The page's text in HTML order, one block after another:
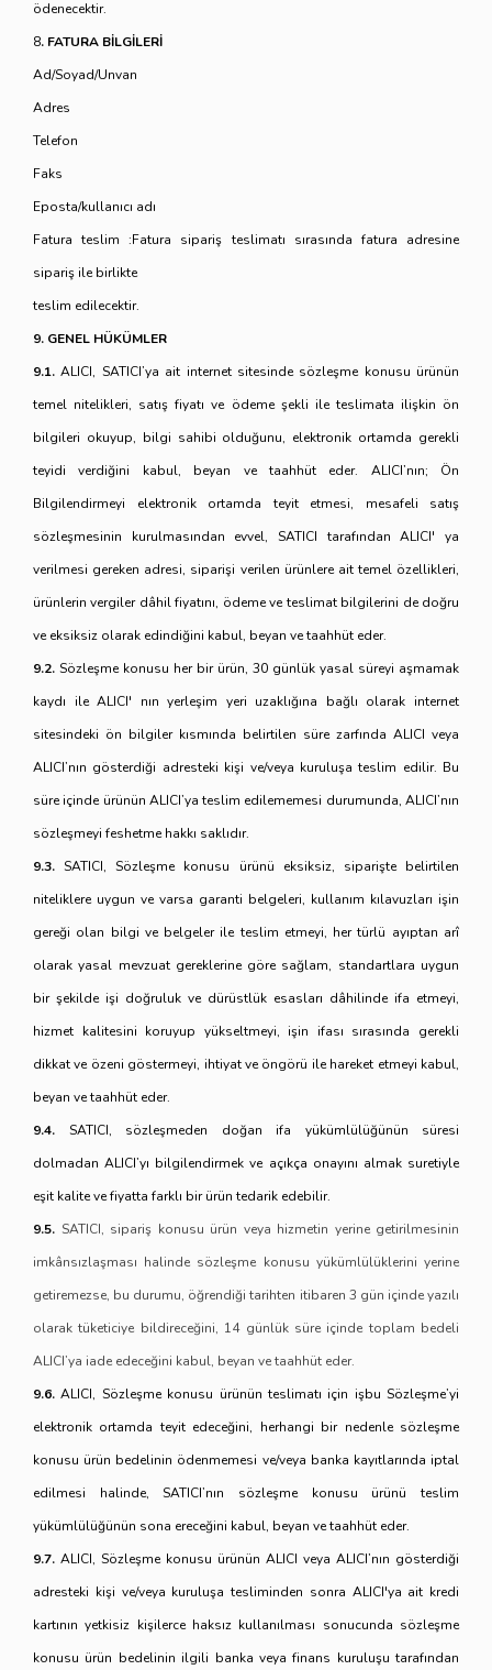
ödenecektir.
8. FATURA BİLGİLERİ
Ad/Soyad/Unvan
Adres
Telefon
Faks
Eposta/kullanıcı adı
Fatura teslim :Fatura sipariş teslimatı sırasında fatura adresine
sipariş ile birlikte
teslim edilecektir.
9. GENEL HÜKÜMLER
9.1. ALICI, SATICI’ya ait internet sitesinde sözleşme konusu ürünün
temel nitelikleri, satış fiyatı ve ödeme şekli ile teslimata ilişkin ön
bilgileri okuyup, bilgi sahibi olduğunu, elektronik ortamda gerekli
teyidi verdiğini kabul, beyan ve taahhüt eder. ALICI’nın; Ön
Bilgilendirmeyi elektronik ortamda teyit etmesi, mesafeli satış
sözleşmesinin kurulmasından evvel, SATICI tarafından ALICI' ya
verilmesi gereken adresi, siparişi verilen ürünlere ait temel özellikleri,
ürünlerin vergiler dâhil fiyatını, ödeme ve teslimat bilgilerini de doğru
ve eksiksiz olarak edindiğini kabul, beyan ve taahhüt eder.
9.2. Sözleşme konusu her bir ürün, 30 günlük yasal süreyi aşmamak
kaydı ile ALICI' nın yerleşim yeri uzaklığına bağlı olarak internet
sitesindeki ön bilgiler kısmında belirtilen süre zarfında ALICI veya
ALICI’nın gösterdiği adresteki kişi ve/veya kuruluşa teslim edilir. Bu
süre içinde ürünün ALICI’ya teslim edilememesi durumunda, ALICI’nın
sözleşmeyi feshetme hakkı saklıdır.
9.3. SATICI, Sözleşme konusu ürünü eksiksiz, siparişte belirtilen
niteliklere uygun ve varsa garanti belgeleri, kullanım kılavuzları işin
gereği olan bilgi ve belgeler ile teslim etmeyi, her türlü ayıptan arî
olarak yasal mevzuat gereklerine göre sağlam, standartlara uygun
bir şekilde işi doğruluk ve dürüstlük esasları dâhilinde ifa etmeyi,
hizmet kalitesini koruyup yükseltmeyi, işin ifası sırasında gerekli
dikkat ve özeni göstermeyi, ihtiyat ve öngörü ile hareket etmeyi kabul,
beyan ve taahhüt eder.
9.4. SATICI, sözleşmeden doğan ifa yükümlülüğünün süresi
dolmadan ALICI’yı bilgilendirmek ve açıkça onayını almak suretiyle
eşit kalite ve fiyatta farklı bir ürün tedarik edebilir.
9.5. SATICI, sipariş konusu ürün veya hizmetin yerine getirilmesinin
imkânsızlaşması halinde sözleşme konusu yükümlülüklerini yerine
getiremezse, bu durumu, öğrendiği tarihten itibaren 3 gün içinde yazılı
olarak tüketiciye bildireceğini, 14 günlük süre içinde toplam bedeli
ALICI’ya iade edeceğini kabul, beyan ve taahhüt eder.
9.6. ALICI, Sözleşme konusu ürünün teslimatı için işbu Sözleşme’yi
elektronik ortamda teyit edeceğini, herhangi bir nedenle sözleşme
konusu ürün bedelinin ödenmemesi ve/veya banka kayıtlarında iptal
edilmesi halinde, SATICI’nın sözleşme konusu ürünü teslim
yükümlülüğünün sona ereceğini kabul, beyan ve taahhüt eder.
9.7. ALICI, Sözleşme konusu ürünün ALICI veya ALICI’nın gösterdiği
adresteki kişi ve/veya kuruluşa tesliminden sonra ALICI'ya ait kredi
kartının yetkisiz kişilerce haksız kullanılması sonucunda sözleşme
konusu ürün bedelinin ilgili banka veya finans kuruluşu tarafından